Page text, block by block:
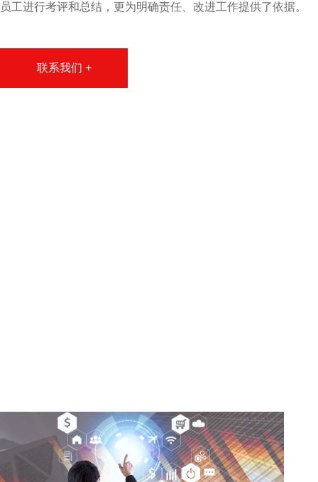
员工进行考评和总结，更为明确责任、改进工作提供了依据。
联系我们 +